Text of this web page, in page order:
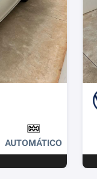
AUTOMÁTICO